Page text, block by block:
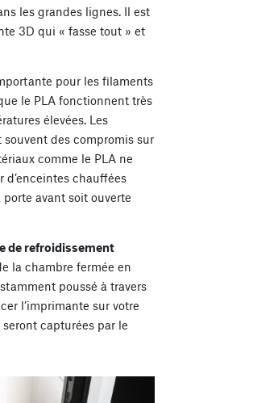
les grandes lignes. Il est
3D qui « fasse tout » et
pour les filaments
le PLA fonctionnent très
élevées. Les
des compromis sur
comme le PLA ne
d’enceintes chauffées
avant soit ouverte
de refroidissement
la chambre fermée en
poussé à travers
l’imprimante sur votre
capturées par le